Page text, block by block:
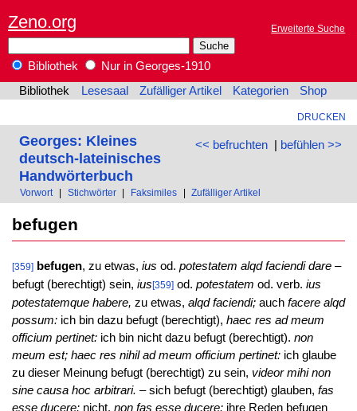
Zeno.org Erweiterte Suche
Bibliothek
Nur in Georges-1910
Bibliothek
Lesesaal Zufälliger Artikel Kategorien Shop
DRUCKEN
<< befruchten| befühlen >>
Georges: Kleines
deutsch-lateinisches
Handwörterbuch
Vorwort Stichwörter Faksimiles Zufälliger Artikel
befugen
[359] befugen, zu etwas, ius od. potestatem alqd faciendi dare–
befugt (berechtigt) sein, ius [359]od. potestatem od. verb. ius
potestatemque habere, zu etwas, alqd faciendi;auch facere alqd
possum:ich bin dazu befugt (berechtigt), haec res ad meum
officium pertinet:ich bin nicht dazu befugt (berechtigt). non
meum est; haec res nihil ad meum officium pertinet:ich glaube
zu dieser Meinung befugt (berechtigt) zu sein, videor mihi non
sine causa hoc arbitrari. – sich befugt (berechtigt) glauben, fas
esse ducere:nicht, non fas esse ducere:ihre Reden befugen